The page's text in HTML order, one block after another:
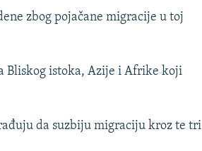
zbog pojačane migracije u toj
Bliskog istoka, Azije i Afrike koji
da suzbiju migraciju kroz te tri